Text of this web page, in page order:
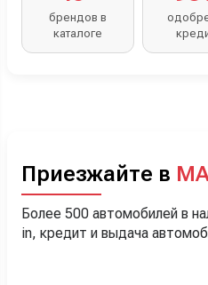
брендов в
каталоге
Приезжайте в
Более 500 автомобилей в
in, кредит и выдача